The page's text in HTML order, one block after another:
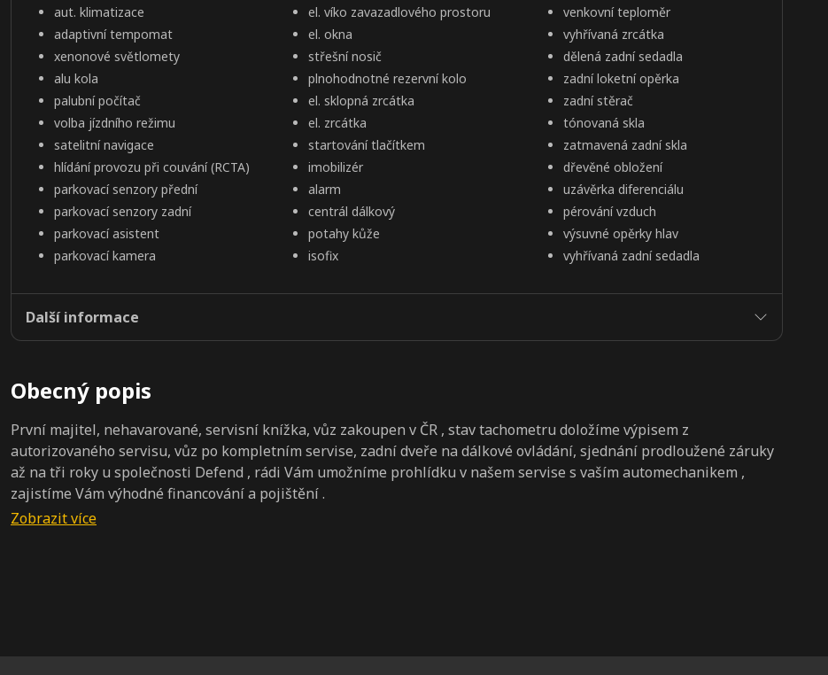
aut. klimatizace
adaptivní tempomat
xenonové světlomety
alu kola
palubní počítač
volba jízdního režimu
satelitní navigace
hlídání provozu při couvání (RCTA)
parkovací senzory přední
parkovací senzory zadní
parkovací asistent
parkovací kamera
el. víko zavazadlového prostoru
el. okna
střešní nosič
plnohodnotné rezervní kolo
el. sklopná zrcátka
el. zrcátka
startování tlačítkem
imobilizér
alarm
centrál dálkový
potahy kůže
isofix
venkovní teploměr
vyhřívaná zrcátka
dělená zadní sedadla
zadní loketní opěrka
zadní stěrač
tónovaná skla
zatmavená zadní skla
dřevěné obložení
uzávěrka diferenciálu
pérování vzduch
výsuvné opěrky hlav
vyhřívaná zadní sedadla
Další informace
Obecný popis
První majitel, nehavarované, servisní knížka, vůz zakoupen v ČR , stav tachometru doložíme výpisem z
autorizovaného servisu, vůz po kompletním servise, zadní dveře na dálkové ovládání, sjednání prodloužené záruky
až na tři roky u společnosti Defend , rádi Vám umožníme prohlídku v našem servise s vaším automechanikem ,
zajistíme Vám výhodné financování a pojištění .